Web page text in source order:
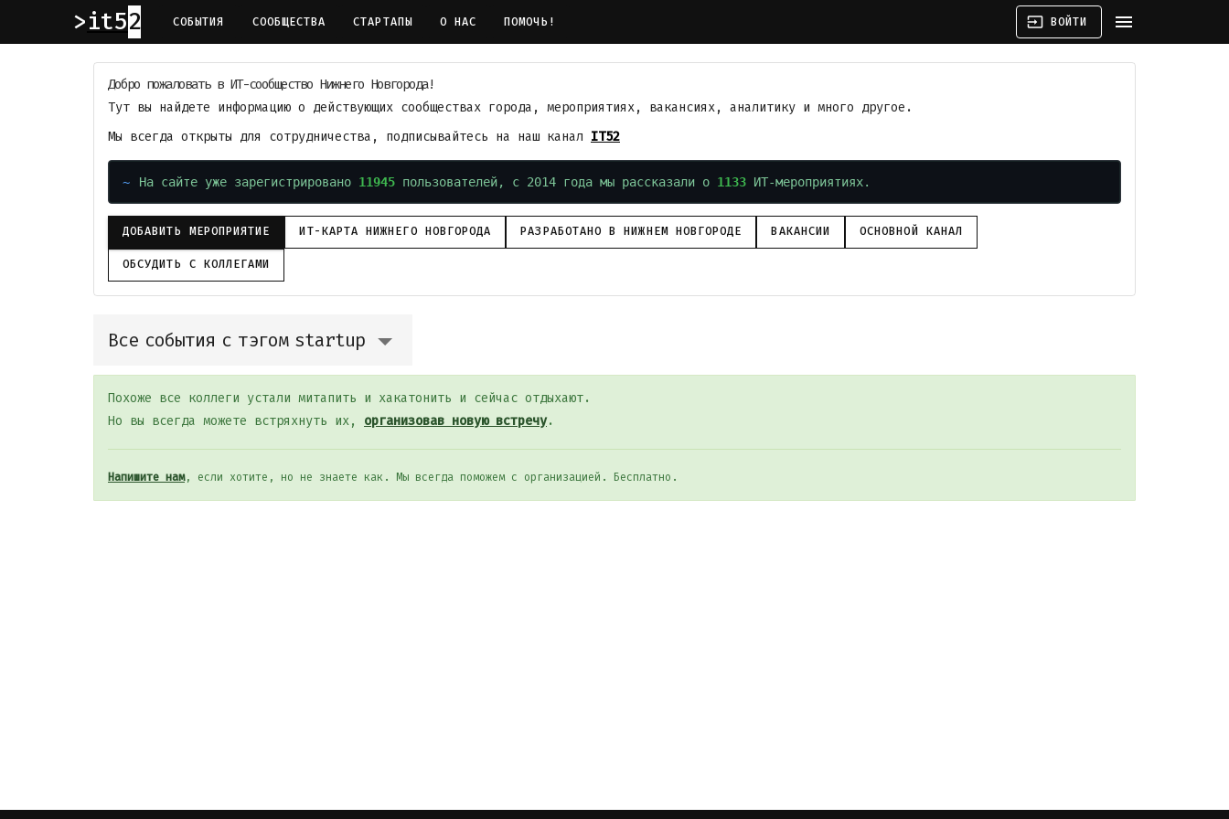
it52 СОБЫТИЯ СООБЩЕСТВА СТАРТАПЫ О НАС ПОМОЧЬ! input ВОЙТИ menu
Добро пожаловать в ИТ-сообщество Нижнего Новгорода!
Тут вы найдете информацию о действующих сообществах города, мероприятиях, вакансиях, аналитику и много другое.
Мы всегда открыты для сотрудничества, подписывайтесь на наш канал IT52
На сайте уже зарегистрировано 11945 пользователей, с 2014 года мы рассказали о 1133 ИТ-мероприятиях.
ДОБАВИТЬ МЕРОПРИЯТИЕ ИТ-КАРТА НИЖНЕГО НОВГОРОДА РАЗРАБОТАНО В НИЖНЕМ НОВГОРОДЕ ВАКАНСИИ ОСНОВНОЙ КАНАЛ
ОБСУДИТЬ С КОЛЛЕГАМИ
Все события с тэгом startup
Похоже все коллеги устали митапить и хакатонить и сейчас отдыхают.
Но вы всегда можете встряхнуть их, организовав новую встречу.
Напишите нам, если хотите, но не знаете как. Мы всегда поможем с организацией. Бесплатно.